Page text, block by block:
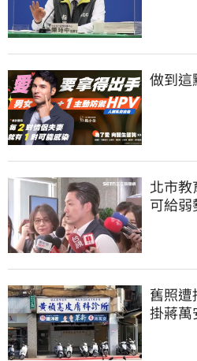
做到這
北市
可給
舊照
掛蔣